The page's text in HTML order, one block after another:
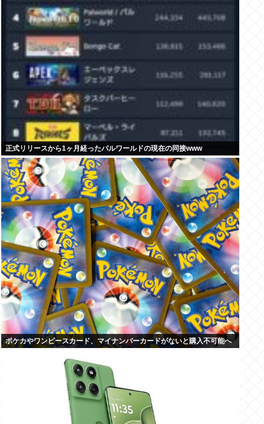
正式リリースから1ヶ月経ったパルワールドの現在の同接www
ポケカやワンピースカード、マイナンバーカードがないと購入不可能へ